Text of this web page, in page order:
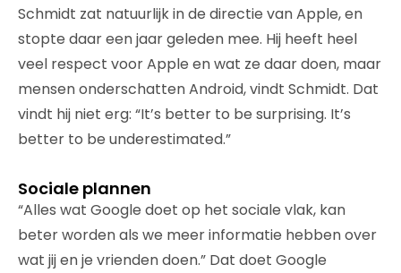
Schmidt zat natuurlijk in de directie van Apple, en
stopte daar een jaar geleden mee. Hij heeft heel
veel respect voor Apple en wat ze daar doen, maar
mensen onderschatten Android, vindt Schmidt. Dat
vindt hij niet erg: “It’s better to be surprising. It’s
better to be underestimated.”
Sociale plannen
“Alles wat Google doet op het sociale vlak, kan
beter worden als we meer informatie hebben over
wat jij en je vrienden doen.” Dat doet Google